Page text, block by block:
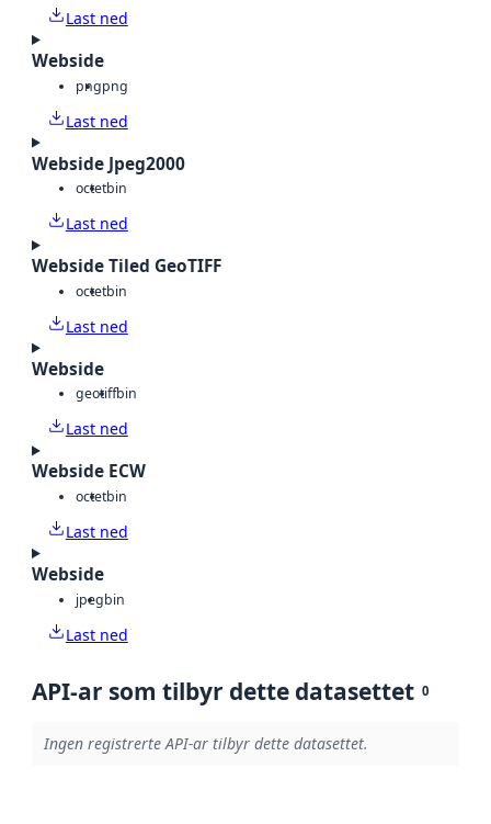
Last ned
Webside
pngpng
Last ned
Webside Jpeg2000
octetbin
Last ned
Webside Tiled GeoTIFF
octetbin
Last ned
Webside
geotiffbin
Last ned
Webside ECW
octetbin
Last ned
Webside
jpegbin
Last ned
API-ar som tilbyr dette datasettet 0
Ingen registrerte API-ar tilbyr dette datasettet.